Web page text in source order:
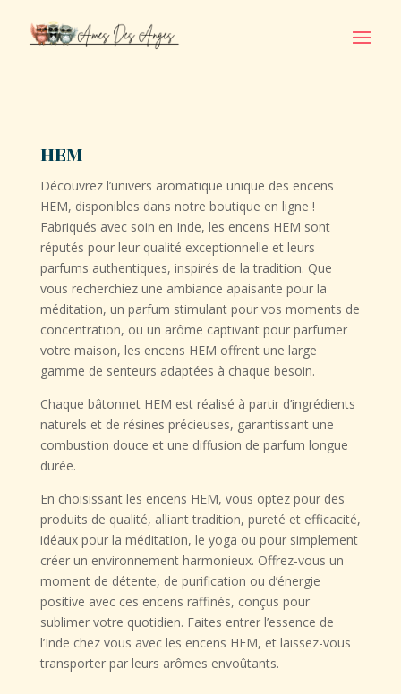
HEM
Découvrez l’univers aromatique unique des encens
HEM, disponibles dans notre boutique en ligne !
Fabriqués avec soin en Inde, les encens HEM sont
réputés pour leur qualité exceptionnelle et leurs
parfums authentiques, inspirés de la tradition. Que
vous recherchiez une ambiance apaisante pour la
méditation, un parfum stimulant pour vos moments de
concentration, ou un arôme captivant pour parfumer
votre maison, les encens HEM offrent une large
gamme de senteurs adaptées à chaque besoin.
Chaque bâtonnet HEM est réalisé à partir d’ingrédients
naturels et de résines précieuses, garantissant une
combustion douce et une diffusion de parfum longue
durée.
En choisissant les encens HEM, vous optez pour des
produits de qualité, alliant tradition, pureté et efficacité,
idéaux pour la méditation, le yoga ou pour simplement
créer un environnement harmonieux. Offrez-vous un
moment de détente, de purification ou d’énergie
positive avec ces encens raffinés, conçus pour
sublimer votre quotidien. Faites entrer l’essence de
l’Inde chez vous avec les encens HEM, et laissez-vous
transporter par leurs arômes envoûtants.